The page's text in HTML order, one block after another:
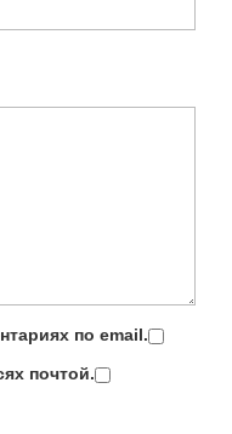
по email.
почтой.